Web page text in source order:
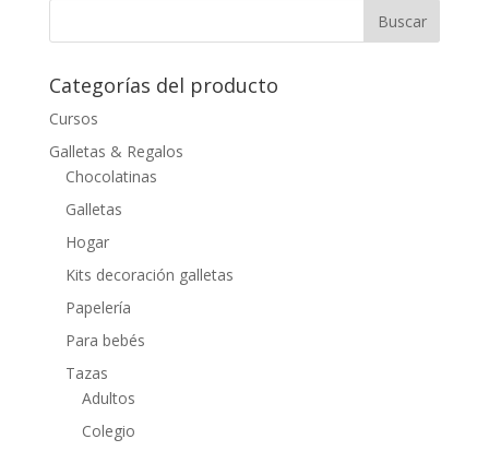
Categorías del producto
Cursos
Galletas & Regalos
Chocolatinas
Galletas
Hogar
Kits decoración galletas
Papelería
Para bebés
Tazas
Adultos
Colegio